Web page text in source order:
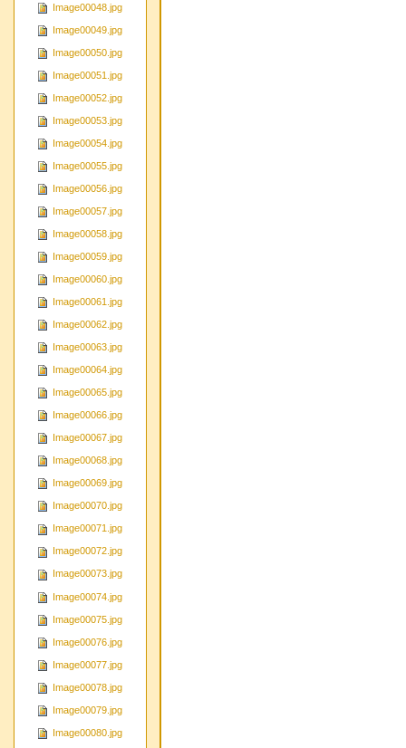
Image00048.jpg
Image00049.jpg
Image00050.jpg
Image00051.jpg
Image00052.jpg
Image00053.jpg
Image00054.jpg
Image00055.jpg
Image00056.jpg
Image00057.jpg
Image00058.jpg
Image00059.jpg
Image00060.jpg
Image00061.jpg
Image00062.jpg
Image00063.jpg
Image00064.jpg
Image00065.jpg
Image00066.jpg
Image00067.jpg
Image00068.jpg
Image00069.jpg
Image00070.jpg
Image00071.jpg
Image00072.jpg
Image00073.jpg
Image00074.jpg
Image00075.jpg
Image00076.jpg
Image00077.jpg
Image00078.jpg
Image00079.jpg
Image00080.jpg